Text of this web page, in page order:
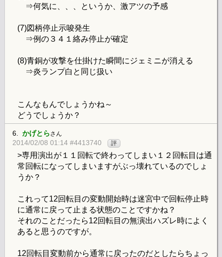
⇒何気に、、、というか、激アツの予感
(7)図柄停止示唆発生
⇒例の３４１絡み停止が確定
(8)青銅が攻撃を仕掛けた瞬間にジェミニが消える
⇒炎ランプ白と同じ扱い
こんなもんでしょうかね～
どうでしょうか？
6. かげとらさん
2014/02/08 01:14 #4413740 評
>専用演出が１１回転で終わってしまい１２回転目は通
常回転になってしまいますがぶっ壊れているのでしょ
うか？
これって12回転目の変動開始時は迷宮中で回転停止時
に通常に戻って止まる状態のことですかね？
それのことだったら12回転目の無演出ハズレ時によく
あると思うのですが。
12回転目変動前から通常に戻ったのだとしたらちょっ